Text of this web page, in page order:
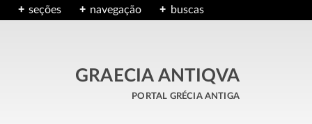
seções navegação buscas
GRAECIA ANTIQVA
portal grécia antiga